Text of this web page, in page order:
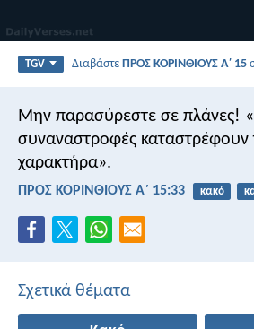
TGV ΔιαβάστεΠΡΟΣ ΚΟΡΙΝΘΙΟΥΣ Α΄ 15
Μην παρασύρεστε σε πλάνες!
συναναστροφές καταστρέφουν
χαρακτήρα».
ΠΡΟΣ ΚΟΡΙΝΘΙΟΥΣ Α΄ 15:33 κακό
Σχετικά θέματα